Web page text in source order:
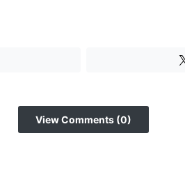
View Comments (0)